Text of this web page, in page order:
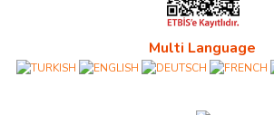
Multi Language